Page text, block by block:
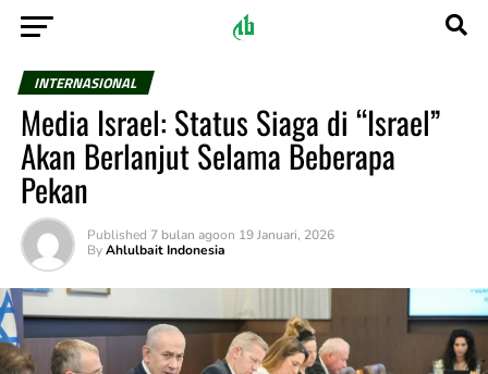
INTERNASIONAL
Media Israel: Status Siaga di “Israel”
Akan Berlanjut Selama Beberapa
Pekan
Published 7 bulan agoon 19 Januari, 2026
By Ahlulbait Indonesia